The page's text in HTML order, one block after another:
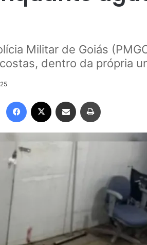
Militar de Goiás
dentro da própria
Facebook Compartilhar via e-mail